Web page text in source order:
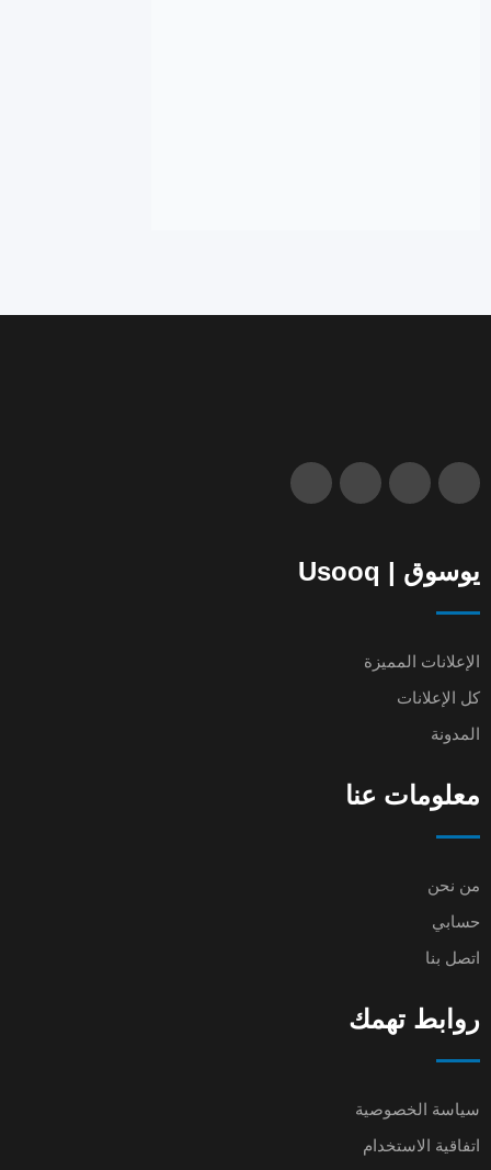
يوسوق | Usooq
الإعلانات المميزة
كل الإعلانات
المدونة
معلومات عنا
من نحن
حسابي
اتصل بنا
روابط تهمك
سياسة الخصوصية
اتفاقية الاستخدام